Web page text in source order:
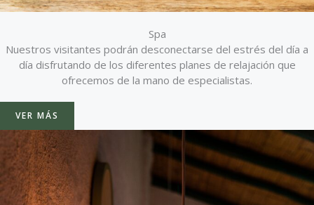
Spa
Nuestros visitantes podrán desconectarse del estrés del día a
día disfrutando de los diferentes planes de relajación que
ofrecemos de la mano de especialistas.
VER MÁS